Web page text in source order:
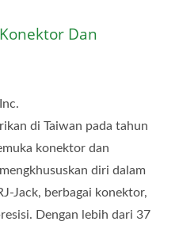
Dan
di Taiwan pada tahun
konektor dan
diri dalam
Jack, berbagai konektor,
Dengan lebih dari 37